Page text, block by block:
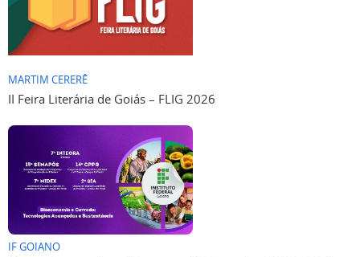
MARTIM CERERÊ
II Feira Literária de Goiás – FLIG 2026
IF GOIANO